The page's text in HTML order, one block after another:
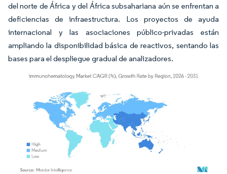
del norte de África y del África subsahariana aún se enfrentan a
deficiencias de infraestructura. Los proyectos de ayuda
internacional y las asociaciones público-privadas están
ampliando la disponibilidad básica de reactivos, sentando las
bases para el despliegue gradual de analizadores.